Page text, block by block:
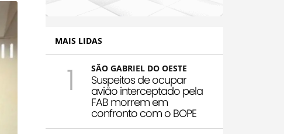
MAIS LIDAS
1 SÃO GABRIEL DO OESTE
Suspeitos de ocupar
avião interceptado pela
FAB morrem em
confronto com o BOPE